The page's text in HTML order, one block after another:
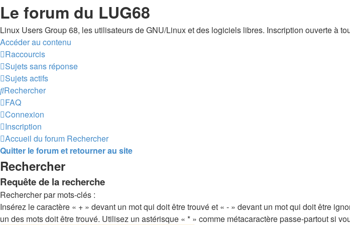
Le forum du LUG68
Linux Users Group 68, les utilisateurs de GNU/Linux et des logiciels libres. Inscription ouverte à
Accéder au contenu
Raccourcis
Sujets sans réponse
Sujets actifs
Rechercher
FAQ
Connexion
Inscription
Accueil du forum Rechercher
Quitter le forum et retourner au site
Rechercher
Requête de la recherche
Rechercher par mots-clés :
Insérez le caractère « + » devant un mot qui doit être trouvé et « - » devant un mot qui doit être
un des mots doit être trouvé. Utilisez un astérisque « * » comme métacaractère passe-partout si